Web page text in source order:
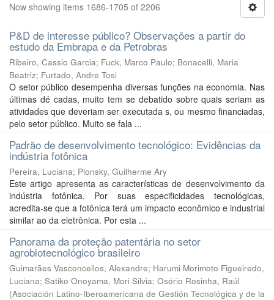
Now showing items 1686-1705 of 2206
P&D de interesse público? Observações a partir do
estudo da Embrapa e da Petrobras
Ribeiro, Cassio Garcia; Fuck, Marco Paulo; Bonacelli, Maria
Beatriz; Furtado, Andre Tosi
O setor público desempenha diversas funções na economia. Nas
últimas dé cadas, muito tem se debatido sobre quais seriam as
atividades que deveriam ser executada s, ou mesmo financiadas,
pelo setor público. Muito se fala ...
Padrão de desenvolvimento tecnológico: Evidências da
indústria fotônica
Pereira, Luciana; Plonsky, Guilherme Ary
Este artigo apresenta as características de desenvolvimento da
indústria fotônica. Por suas especificidades tecnológicas,
acredita-se que a fotônica terá um impacto econômico e industrial
similar ao da eletrônica. Por esta ...
Panorama da proteção patentária no setor
agrobiotecnológico brasileiro
Guimarães Vasconcellos, Alexandre; Harumi Morimoto Figueiredo,
Luciana; Satiko Onoyama, Mori Silvia; Osório Rosinha, Raúl
(Asociación Latino-Iberoamericana de Gestión Tecnológica y de la